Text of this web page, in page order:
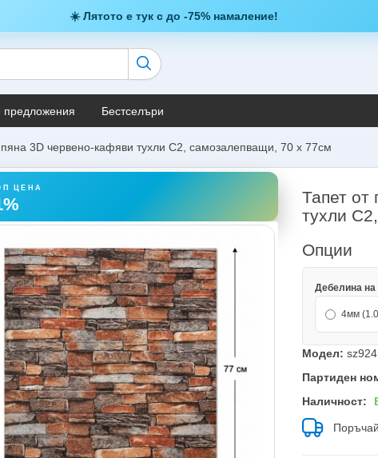
☀️ Лятото е тук с до -75% намаление!
предложения Бестселъри
пяна 3D червено-кафяви тухли C2, самозалепващи, 70 х 77см
ЦЕНА
Тапет от
тухли
Опции
Дебелина на
4мм
Модел: sz924
Партиден
Наличност: